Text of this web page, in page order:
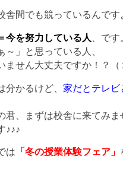
舎間でも競っているんです
今を努力している人、です。
～」と思っている人、
せん大丈夫ですか！？（
分かるけど、家だとテレビ
君、まずは校舎に来てみま
♪♪♪
は 「冬の授業体験フェア」